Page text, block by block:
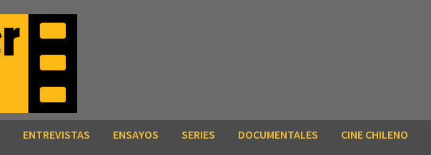
ENTREVISTAS ENSAYOS SERIES DOCUMENTALES CINE CHILENO